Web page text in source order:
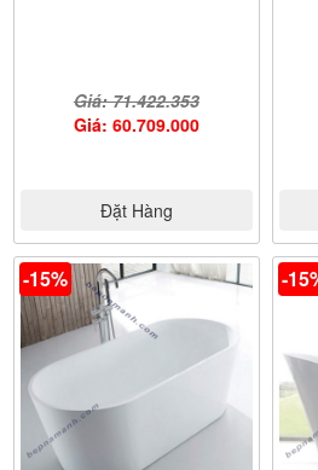
Giá: 71.422.353
Giá: 60.709.000
Đặt Hàng
-15% -